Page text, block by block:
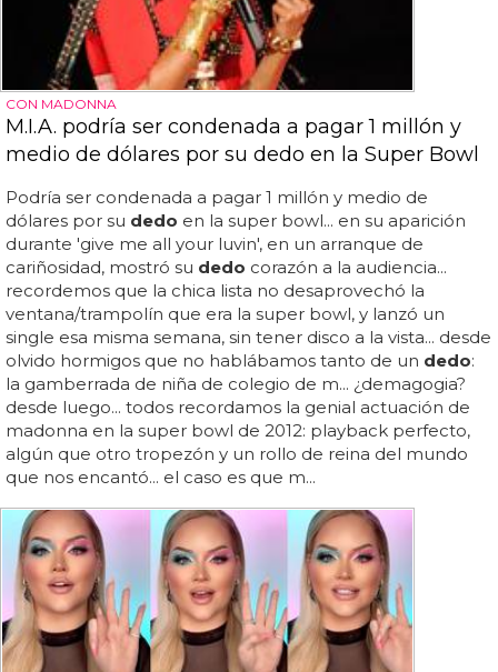
CON MADONNA
M.I.A. podría ser condenada a pagar 1 millón y
medio de dólares por su dedo en la Super Bowl
Podría ser condenada a pagar 1 millón y medio de
dólares por su dedo en la super bowl... en su aparición
durante 'give me all your luvin', en un arranque de
cariñosidad, mostró su dedo corazón a la audiencia...
recordemos que la chica lista no desaprovechó la
ventana/trampolín que era la super bowl, y lanzó un
single esa misma semana, sin tener disco a la vista... desde
olvido hormigos que no hablábamos tanto de un dedo:
la gamberrada de niña de colegio de m... ¿demagogia?
desde luego... todos recordamos la genial actuación de
madonna en la super bowl de 2012: playback perfecto,
algún que otro tropezón y un rollo de reina del mundo
que nos encantó... el caso es que m...